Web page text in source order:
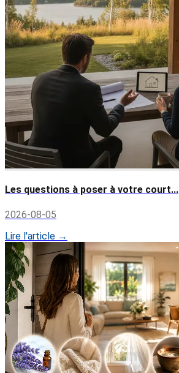
Les questions à poser à votre court...
2026-08-05
Lire l'article →